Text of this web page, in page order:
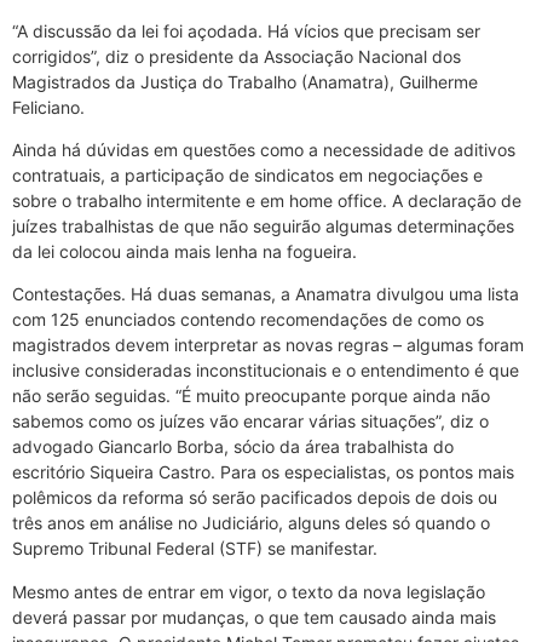
“A discussão da lei foi açodada. Há vícios que precisam ser
corrigidos”, diz o presidente da Associação Nacional dos
Magistrados da Justiça do Trabalho (Anamatra), Guilherme
Feliciano.
Ainda há dúvidas em questões como a necessidade de aditivos
contratuais, a participação de sindicatos em negociações e
sobre o trabalho intermitente e em home office. A declaração de
juízes trabalhistas de que não seguirão algumas determinações
da lei colocou ainda mais lenha na fogueira.
Contestações. Há duas semanas, a Anamatra divulgou uma lista
com 125 enunciados contendo recomendações de como os
magistrados devem interpretar as novas regras – algumas foram
inclusive consideradas inconstitucionais e o entendimento é que
não serão seguidas. “É muito preocupante porque ainda não
sabemos como os juízes vão encarar várias situações”, diz o
advogado Giancarlo Borba, sócio da área trabalhista do
escritório Siqueira Castro. Para os especialistas, os pontos mais
polêmicos da reforma só serão pacificados depois de dois ou
três anos em análise no Judiciário, alguns deles só quando o
Supremo Tribunal Federal (STF) se manifestar.
Mesmo antes de entrar em vigor, o texto da nova legislação
deverá passar por mudanças, o que tem causado ainda mais